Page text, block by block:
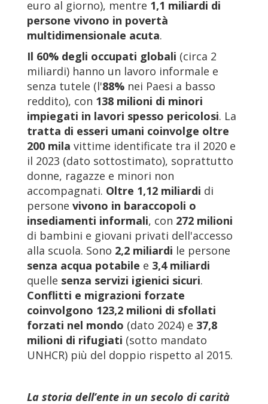
euro al giorno), mentre 1,1 miliardi di
persone vivono in povertà
multidimensionale acuta.
Il 60% degli occupati globali (circa 2
miliardi) hanno un lavoro informale e
senza tutele (l'88% nei Paesi a basso
reddito), con 138 milioni di minori
impiegati in lavori spesso pericolosi. La
tratta di esseri umani coinvolge oltre
200 mila vittime identificate tra il 2020 e
il 2023 (dato sottostimato), soprattutto
donne, ragazze e minori non
accompagnati. Oltre 1,12 miliardi di
persone vivono in baraccopoli o
insediamenti informali, con 272 milioni
di bambini e giovani privati dell'accesso
alla scuola. Sono 2,2 miliardi le persone
senza acqua potabile e 3,4 miliardi
quelle senza servizi igienici sicuri.
Conflitti e migrazioni forzate
coinvolgono 123,2 milioni di sfollati
forzati nel mondo (dato 2024) e 37,8
milioni di rifugiati (sotto mandato
UNHCR) più del doppio rispetto al 2015.
La storia dell’ente in un secolo di carità